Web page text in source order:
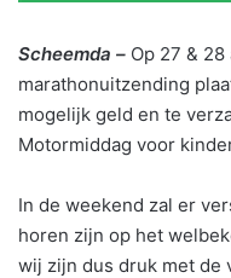
Scheemda – Op 27 &
marathonuitzending
mogelijk geld en te
Motormiddag voor
In de weekend zal er
horen zijn op het
wij zijn dus druk met de